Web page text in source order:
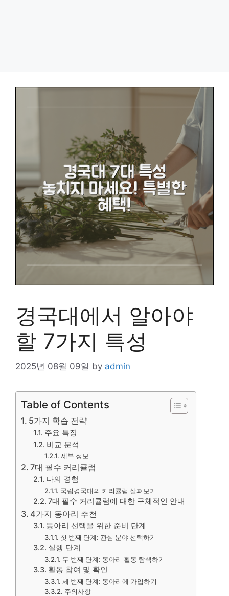
경국대에서 알아야
할 7가지 특성
2025년 08월 09일 by admin
Table of Contents
5가지 학습 전략
주요 특징
비교 분석
세부 정보
7대 필수 커리큘럼
나의 경험
국립경국대의 커리큘럼 살펴보기
7대 필수 커리큘럼에 대한 구체적인 안내
4가지 동아리 추천
동아리 선택을 위한 준비 단계
첫 번째 단계: 관심 분야 선택하기
실행 단계
두 번째 단계: 동아리 활동 탐색하기
활동 참여 및 확인
세 번째 단계: 동아리에 가입하기
주의사항